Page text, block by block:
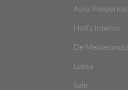
Aura
Hoffz Interior
De Meidenmuts
Luksa
Sale